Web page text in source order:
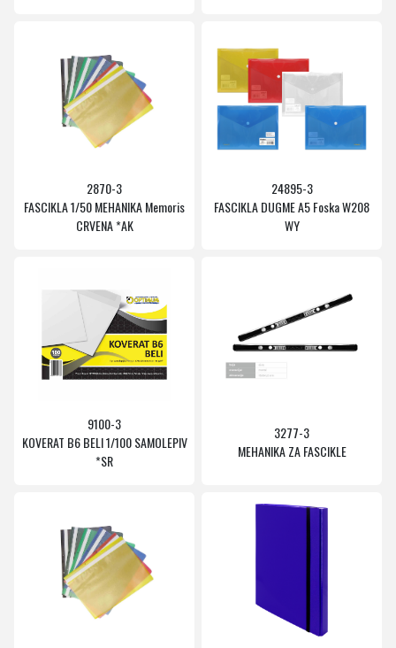
2870-3
FASCIKLA 1/50 MEHANIKA Memoris
CRVENA *AK
24895-3
FASCIKLA DUGME A5 Foska W208
WY
9100-3
KOVERAT B6 BELI 1/100 SAMOLEPIV
*SR
3277-3
MEHANIKA ZA FASCIKLE